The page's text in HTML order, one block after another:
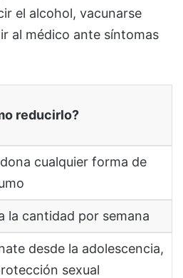
el alcohol, vacunarse
al médico ante síntomas
reducirlo?
cualquier forma de
la cantidad por semana
desde la adolescencia,
sexual